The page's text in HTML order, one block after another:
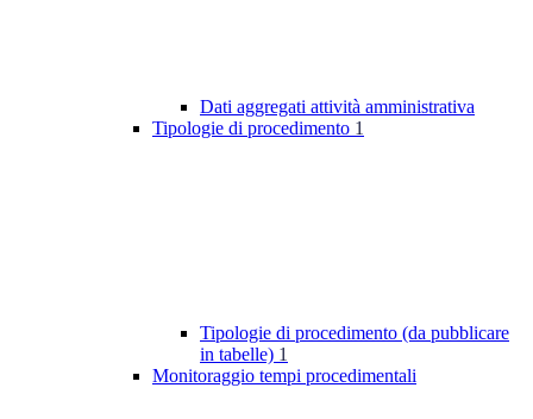
Dati aggregati attività amministrativa
Tipologie di procedimento 1
Tipologie di procedimento (da pubblicare
in tabelle) 1
Monitoraggio tempi procedimentali